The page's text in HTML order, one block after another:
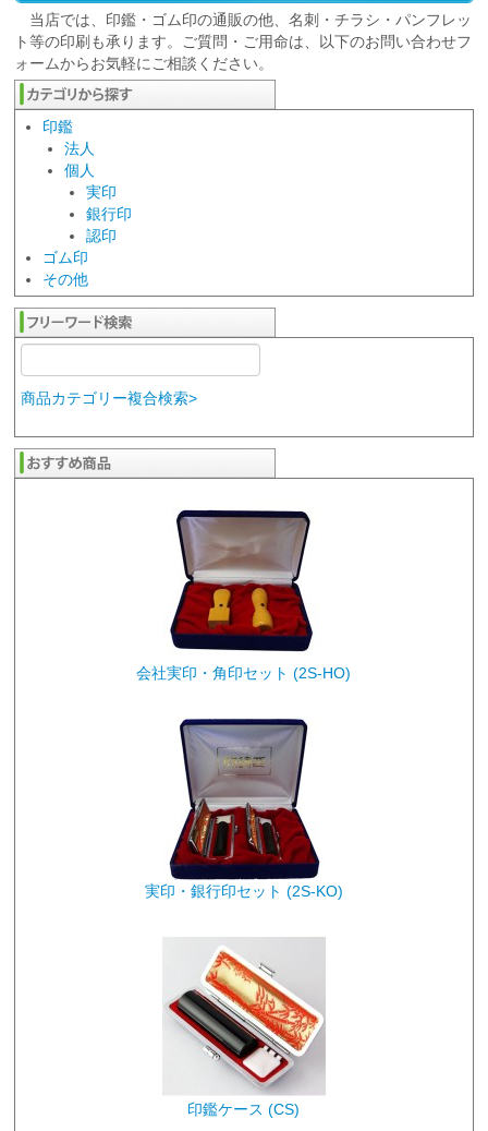
当店では、印鑑・ゴム印の通販の他、名刺・チラシ・パンフレッ
ト等の印刷も承ります。ご質問・ご用命は、以下のお問い合わせフ
ォームからお気軽にご相談ください。
印鑑
法人
個人
実印
銀行印
認印
ゴム印
その他
商品カテゴリー複合検索>
会社実印・角印セット (2S-HO)
実印・銀行印セット (2S-KO)
印鑑ケース (CS)